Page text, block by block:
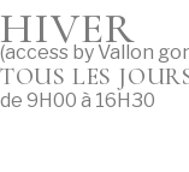
HIVER
(access by Vallon
TOUS LES
de 9H00 à 16H30